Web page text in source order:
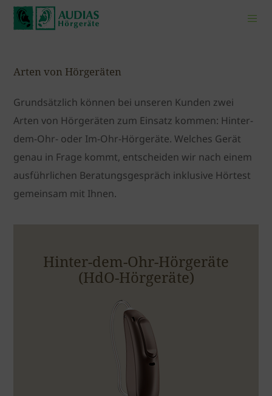
Arten von Hörgeräten
Grundsätzlich können bei unseren Kunden zwei
Arten von Hörgeräten zum Einsatz kommen: Hinter-
dem-Ohr- oder Im-Ohr-Hörgeräte. Welches Gerät
genau in Frage kommt, entscheiden wir nach einem
ausführlichen Beratungsgespräch inklusive Hörtest
gemeinsam mit Ihnen.
Hinter-dem-Ohr-Hörgeräte
(HdO-Hörgeräte)